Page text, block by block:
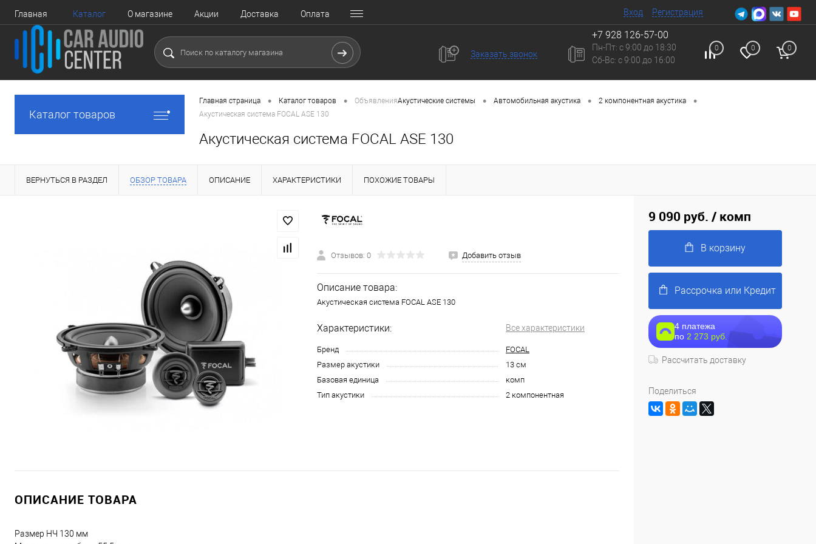
Главная Каталог О магазине Акции Доставка Оплата Вход Регистрация
Заказать звонок
+7 928 126-57-00
Пн-Пт: с 9:00 до 18:30
Сб-Вc: с 9:00 до 16:00
0 0 0
Каталог товаров
Главная страница • Каталог товаров • ОбъявленияАкустические системы • Автомобильная акустика • 2 компонентная акустика •
Акустическая система FOCAL ASE 130
Акустическая система FOCAL ASE 130
ВЕРНУТЬСЯ В РАЗДЕЛ ОБЗОР ТОВАРА ОПИСАНИЕ ХАРАКТЕРИСТИКИ ПОХОЖИЕ ТОВАРЫ
Отзывов: 0 Добавить отзыв
Описание товара:
Акустическая система FOCAL ASE 130
Характеристики: Все характеристики
Бренд
FOCAL
Размер акустики
13 см
Базовая единица
комп
Тип акустики
2 компонентная
ОПИСАНИЕ ТОВАРА
Размер НЧ 130 мм
9 090 руб. / комп
В корзину
Рассрочка или Кредит
4 платежа
по 2 273 руб.
Рассчитать доставку
Поделиться